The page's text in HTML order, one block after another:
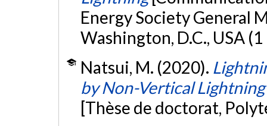
Energy Society General
Washington, D.C., USA
Natsui, M. (2020).
by Non-Vertical
[Thèse de doctorat,